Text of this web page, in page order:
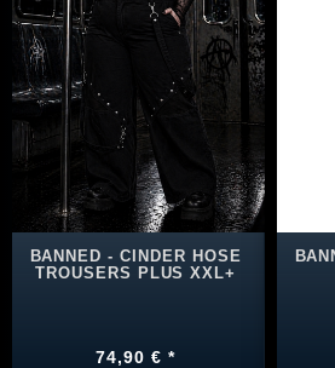
BANNED - CINDER HOSE
TROUSERS PLUS XXL+
74,90 € *